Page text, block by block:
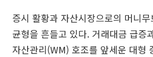
증시 활황과 자산시장으로의 머니
균형을 흔들고 있다. 거래대금 급증
자산관리(WM) 호조를 앞세운 대형